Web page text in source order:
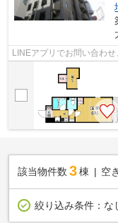
LINEアプリでお問い合わ
該当物件数 3棟 空
絞り込み条件： な